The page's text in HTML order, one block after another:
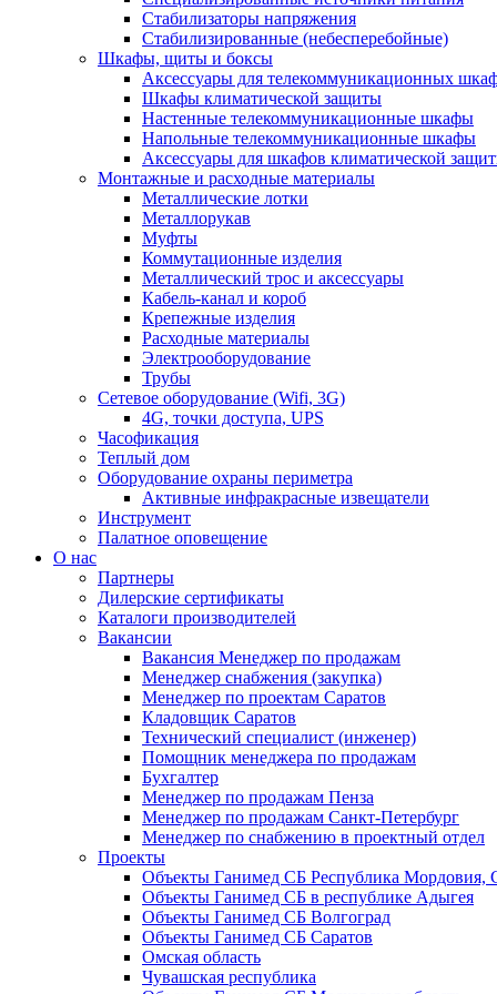
Стабилизаторы напряжения
Стабилизированные (небесперебойные)
Шкафы, щиты и боксы
Аксессуары для телекоммуникационных
Шкафы климатической защиты
Настенные телекоммуникационные шкафы
Напольные телекоммуникационные шкафы
Аксессуары для шкафов климатической
Монтажные и расходные материалы
Металлические лотки
Металлорукав
Муфты
Коммутационные изделия
Металлический трос и аксессуары
Кабель-канал и короб
Крепежные изделия
Расходные материалы
Электрооборудование
Трубы
Сетевое оборудование (Wifi, 3G)
4G, точки доступа, UPS
Часофикация
Теплый дом
Оборудование охраны периметра
Активные инфракрасные извещатели
Инструмент
Палатное оповещение
О нас
Партнеры
Дилерские сертификаты
Каталоги производителей
Вакансии
Вакансия Менеджер по продажам
Менеджер снабжения (закупка)
Менеджер по проектам Саратов
Кладовщик Саратов
Технический специалист (инженер)
Помощник менеджера по продажам
Бухгалтер
Менеджер по продажам Пенза
Менеджер по продажам Санкт-Петербург
Менеджер по снабжению в проектный отдел
Проекты
Объекты Ганимед СБ Республика Мордовия,
Объекты Ганимед СБ в республике Адыгея
Объекты Ганимед СБ Волгоград
Объекты Ганимед СБ Саратов
Омская область
Чувашская республика